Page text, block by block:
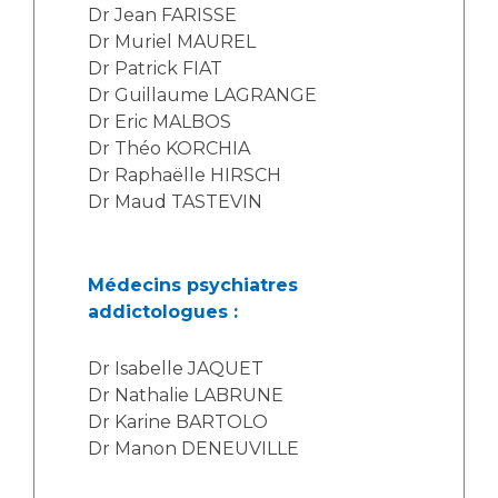
Salon des familles
Transports sanitaires
Vos droits, vos devoirs
Handicap
Handi 13
Accueil sourds et malentendants
Charte Romain Jacob
Activité physique
Les structures de recherche
Écoles et Instituts de Formation
Plateforme des internes
Adresser un patient
Adresser un examen au Laboratoire de Biologie
Médicale
Radiologie / Imagerie
Dr Jean FARISSE
Dr Muriel MAUREL
Dr Patrick FIAT
Dr Guillaume LAGRANGE
Dr Eric MALBOS
Dr Théo KORCHIA
Dr Raphaëlle HIRSCH
Dr Maud TASTEVIN
Médecins psychiatres
addictologues :
Dr Isabelle JAQUET
Dr Nathalie LABRUNE
Dr Karine BARTOLO
Dr Manon DENEUVILLE